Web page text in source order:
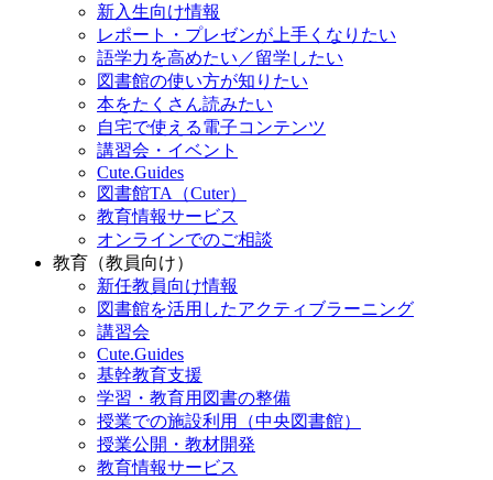
新入生向け情報
レポート・プレゼンが上手くなりたい
語学力を高めたい／留学したい
図書館の使い方が知りたい
本をたくさん読みたい
自宅で使える電子コンテンツ
講習会・イベント
Cute.Guides
図書館TA（Cuter）
教育情報サービス
オンラインでのご相談
教育（教員向け）
新任教員向け情報
図書館を活用したアクティブラーニング
講習会
Cute.Guides
基幹教育支援
学習・教育用図書の整備
授業での施設利用（中央図書館）
授業公開・教材開発
教育情報サービス